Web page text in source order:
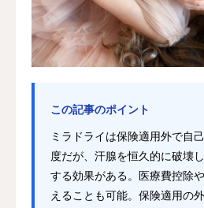
この記事のポイント
ミラドライは保険適用外で自
度だが、汗腺を恒久的に破壊
する効果がある。医療費控除
えることも可能。保険適用の